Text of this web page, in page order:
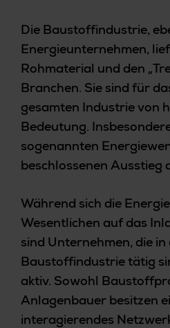
Die Baustoffindustrie,
Energieunternehmen,
Rohmaterial und den
Branchen. Sie sind für
gesamten Industrie von
Bedeutung.
sogenannten
beschlossenen Ausstieg
Während sich die
Wesentlichen auf das
sind Unternehmen, die in
Baustoffindustrie tätig
aktiv. Sowohl
Anlagenbauer besitzen
interagierendes